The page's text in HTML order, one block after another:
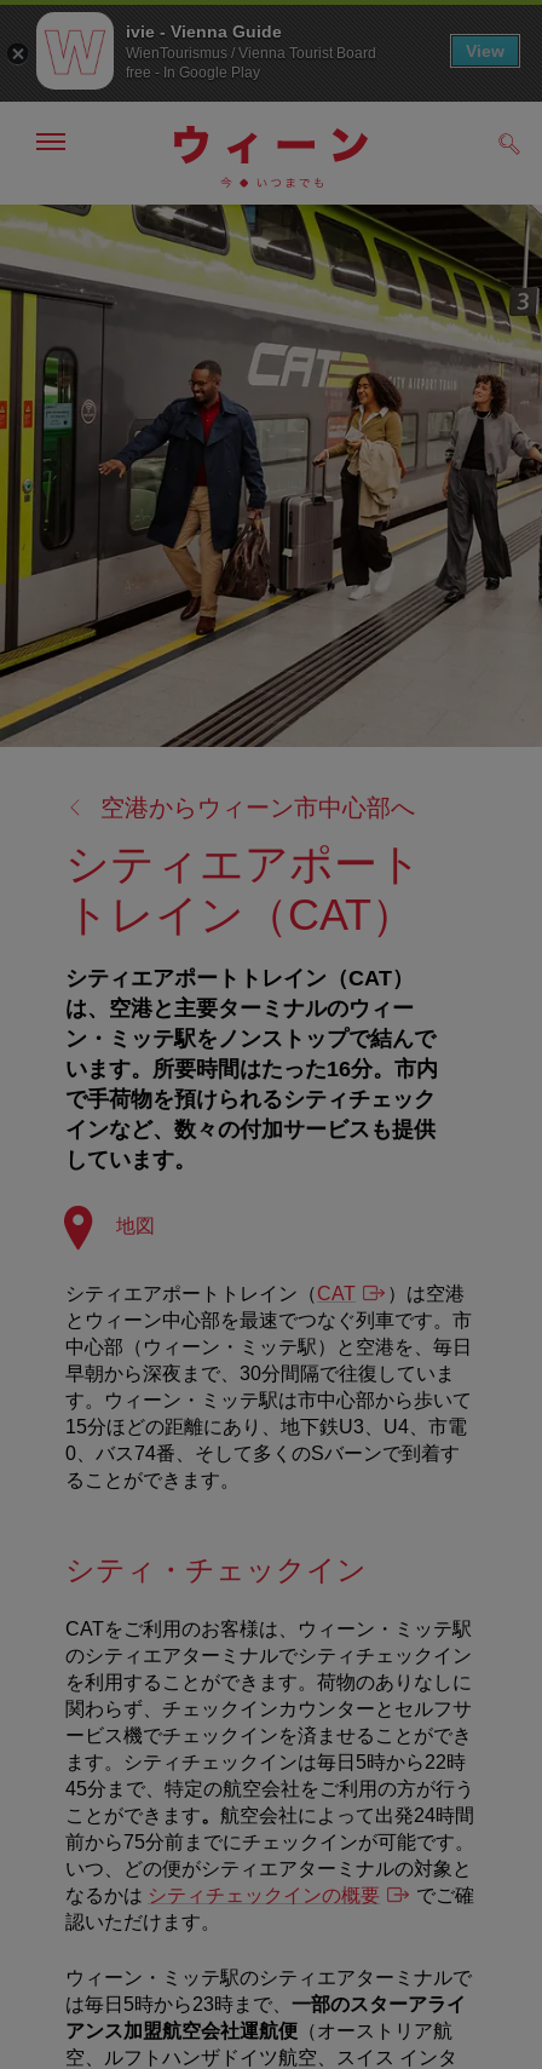
メ
ニ
ュ
ー
こ
の
ペ
ー
プ
へ
メ
の
表
示・
示
る
空港からウィーン市中心部へ
シティエアポート
トレイン（CAT）
シティエアポートトレイン（CAT）
は、空港と主要ターミナルのウィー
ン・ミッテ駅をノンストップで結んで
います。所要時間はたった16分。市内
で手荷物を預けられるシティチェック
インなど、数々の付加サービスも提供
しています。
地図
シティエアポートトレイン（CAT
）は空港
とウィーン中心部を最速でつなぐ列車です。市
中心部（ウィーン・ミッテ駅）と空港を、毎日
早朝から深夜まで、 30分間隔で往復していま
す。ウィーン・ミッテ駅は市中心部から歩いて
15分ほどの距離にあり、地下鉄U3 U4 、市電
0 、バス 74番、そして多くのSバーンで到着す
ることができます。
シティ・チェックイン
CATをご利用のお客様は、ウィーン・ミッテ駅
のシティエアターミナルでシティチェックイン
を利用することができます。荷物のありなしに
関わらず、チェックインカウンターとセルフサ
ービス機でチェックインを済ませることができ
ます。シティチェックインは毎日5時から22時
45分まで、特定の航空会社をご利用の方が行う
ことができます。 航空会社によって出発24時間
前から75分前までにチェックインが可能です。
いつ、どの便がシティエアターミナルの対象と
なるかは シティチェックインの概要
でご確
認いただけます。
ウィーン・ミッテ駅のシティエアターミナルで
は毎日5時から23時まで、 一部のスターアライ
アンス加盟航空会社運航便 （オーストリア航
空、ルフトハンザドイツ航空、スイス インタ
ivie - Vienna Guide
WienTourismus / Vienna Tourist Board
free - In Google Play
View